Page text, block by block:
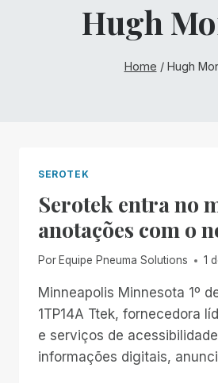
Hugh
Home / Hugh
SEROTEK
Serotek entra no
anotações com o
Por Equipe Pneuma Solutions 1
Minneapolis Minnesota 1º
1TP14A Ttek, fornecedora
e serviços de
informações digitais,